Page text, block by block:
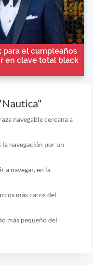
para el cumpleaños
en clave total black
navegable cercana a
la navegación por un
a navegar, en la
más caros del
más pequeño del